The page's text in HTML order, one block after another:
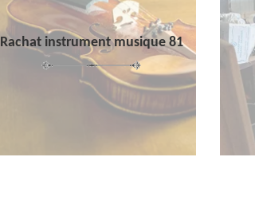
Rachat instrument musique 81